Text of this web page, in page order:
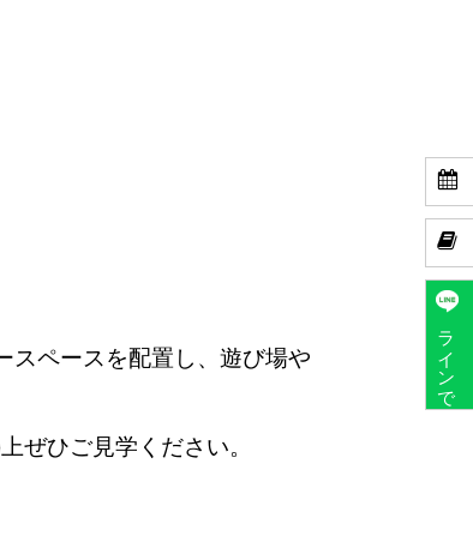


ラインで予約
スペースを配置し、遊び場や
ぜひご見学ください。